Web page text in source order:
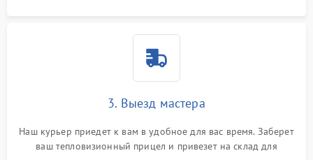
3. Выезд мастера
Наш курьер приедет к вам в удобное для вас время. Заберет
ваш тепловизионный прицел и привезет на склад для